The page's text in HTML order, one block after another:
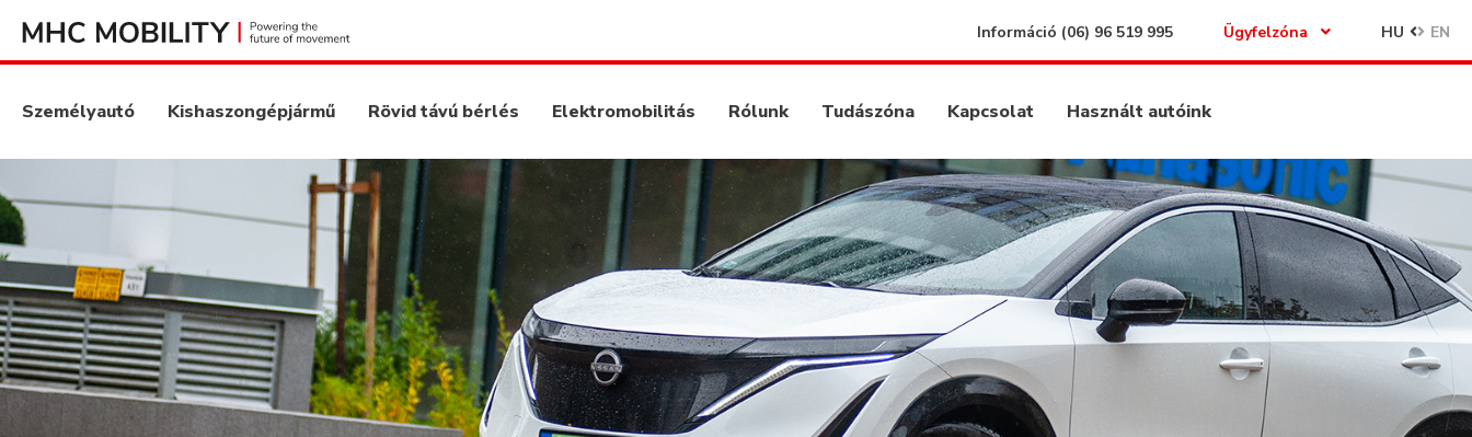
Információ (06) 96 519 995 Ügyfelzóna HU EN
Személyautó Kishaszongépjármű Rövid távú bérlés Elektromobilitás Rólunk Tudászóna Kapcsolat Használt autóink